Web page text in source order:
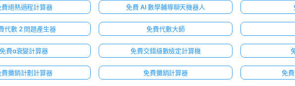
費絕熱過程計算器 免費 AI 數學輔導聊天機器人
代數 2 問題產生器 免費代數大師
免費α衰變計算器 免費交錯級數檢定計算機
費攤銷計劃計算器 免費攤銷計算器 免